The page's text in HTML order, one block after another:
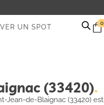
UN SPOT
0
(33420)
de-Blaignac (33420)